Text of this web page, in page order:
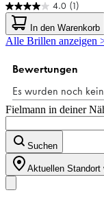
4.0 (1)
4.0
von
5
Sternen.
Bewertung
In den Warenkorb
Alle Brillen anzeigen
Fielmann in deiner
Suchen
Aktuellen Standort